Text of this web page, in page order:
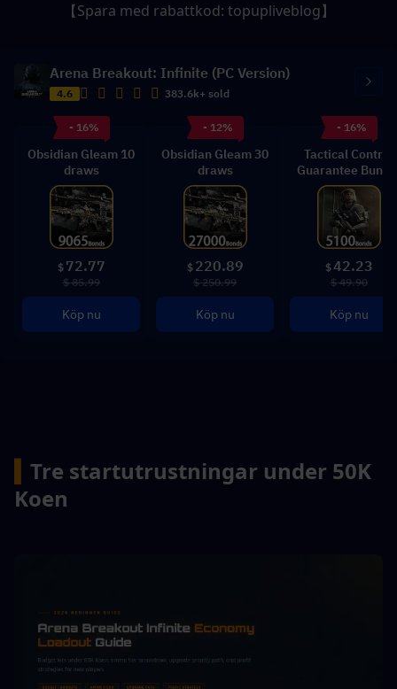
【Spara med rabattkod: topupliveblog】
Arena Breakout: Infinite (PC Version)
4.6 383.6k+ sold
- 16%
Obsidian Gleam 10
draws
$ 72.77
$ 85.99
Köp nu
- 12%
Obsidian Gleam 30
draws
$ 220.89
$ 250.99
Köp nu
- 16%
Tactical Control
Guarantee
$42.23
$ 49.90
Köp nu
Tre startutrustningar under 50K
Koen